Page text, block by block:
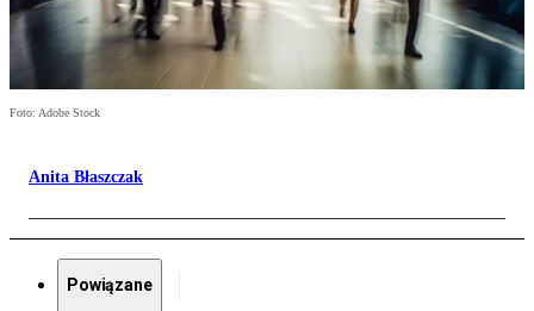
Foto: Adobe Stock
Anita Błaszczak
Powiązane